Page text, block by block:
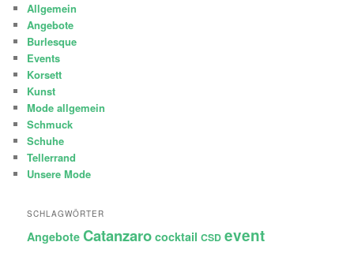
Allgemein
Angebote
Burlesque
Events
Korsett
Kunst
Mode allgemein
Schmuck
Schuhe
Tellerrand
Unsere Mode
SCHLAGWÖRTER
Angebote Catanzaro cocktail CSD event